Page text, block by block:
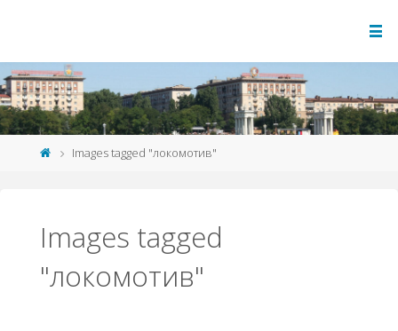
Images tagged "локомотив"
Images tagged
"локомотив"